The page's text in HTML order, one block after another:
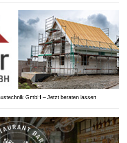
GmbH – Jetzt beraten lassen